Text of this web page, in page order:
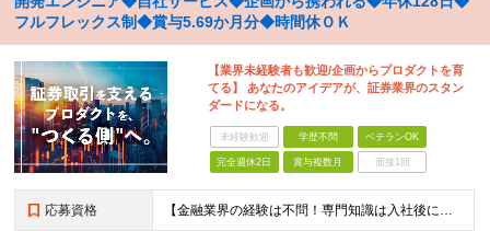
フルフレックス制◆賞与5.69か月分◆時間休ＯＫ
【業界未経験者も歓迎/企画からプロダクトを育
てる】 あなたのアイデアが、証券業界のスタン
ダードになる。
未経験歓迎 学歴不問 ベテランOK
完全週休2日 賞与複数月 面接1回
応募資格 【金融業界の経験は不問！専門知識は入社後に学べます】 ◎学歴不問 ◎システム開発の実務経験をお持ちの方 └3年以上・Java、C#いずれかの使用経験をお持ちの方を想定しております 【以下のような方は